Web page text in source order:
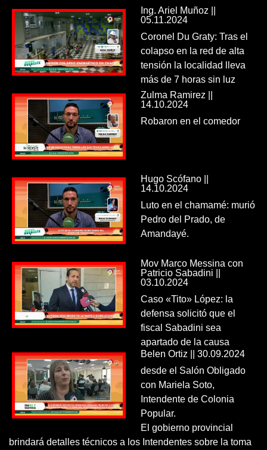
Ing. Ariel Muñoz ||
05.11.2024
Coronel Du Graty: Tras el
colapso en la red de alta
tensión la localidad lleva
más de 7 horas sin luz
Zulma Ramirez ||
14.10.2024
Robaron en el comedor
Hugo Scófano ||
14.10.2024
Luto en el chamamé: murió
Pedro del Prado, de
Amandayé.
Mov Marco Messina con
Patricio Sabadini ||
03.10.2024
Caso «Tito» López: la
defensa solicitó que el
fiscal Sabadini sea
apartado de la causa
Belen Ortiz || 30.09.2024
desde el Salón Obligado
con Mariela Soto,
Intendente de Colonia
Popular.
El gobierno provincial
brindará detalles técnicos a los Intendentes sobre la toma